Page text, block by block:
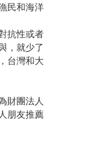
民和海洋
抗性或者
，就少了
台灣和大
財團法人
朋友推薦